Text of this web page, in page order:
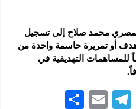
محمد صلاح إلى تسجيل
أو تمريرة حاسمة واحدة من
للمساهمات التهديفية في
W
Te
E